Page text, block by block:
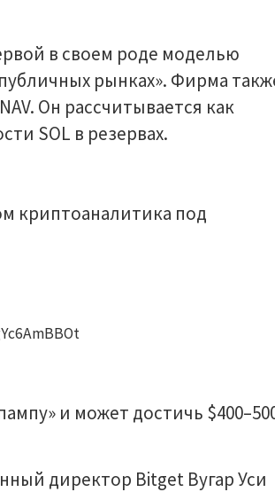
в своем роде моделью
рынках». Фирма
Он рассчитывается как
SOL в резервах.
криптоаналитика под
и может достичь
директор Bitget Вугар Уси